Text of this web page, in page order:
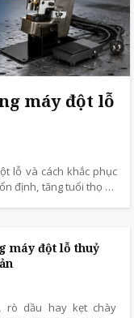
máy đột lỗ
lỗ và cách khắc phục
định, tăng tuổi thọ và
máy đột lỗ thuỷ
rò dầu hay kẹt chày